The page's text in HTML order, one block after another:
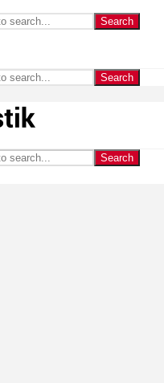
Search
Search
Search